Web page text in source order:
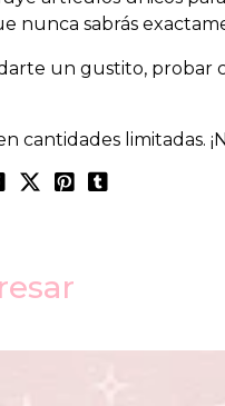
nunca sabrás
un gustito, probar
cantidades limitadas.